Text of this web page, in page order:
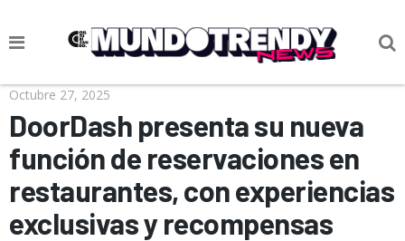
NOTICIAS
CULTURA POP
CIENCIA Y TECNOLOGÍA
VIDA
Octubre 27, 2025
DoorDash presenta su nueva
función de reservaciones en
restaurantes, con experiencias
exclusivas y recompensas